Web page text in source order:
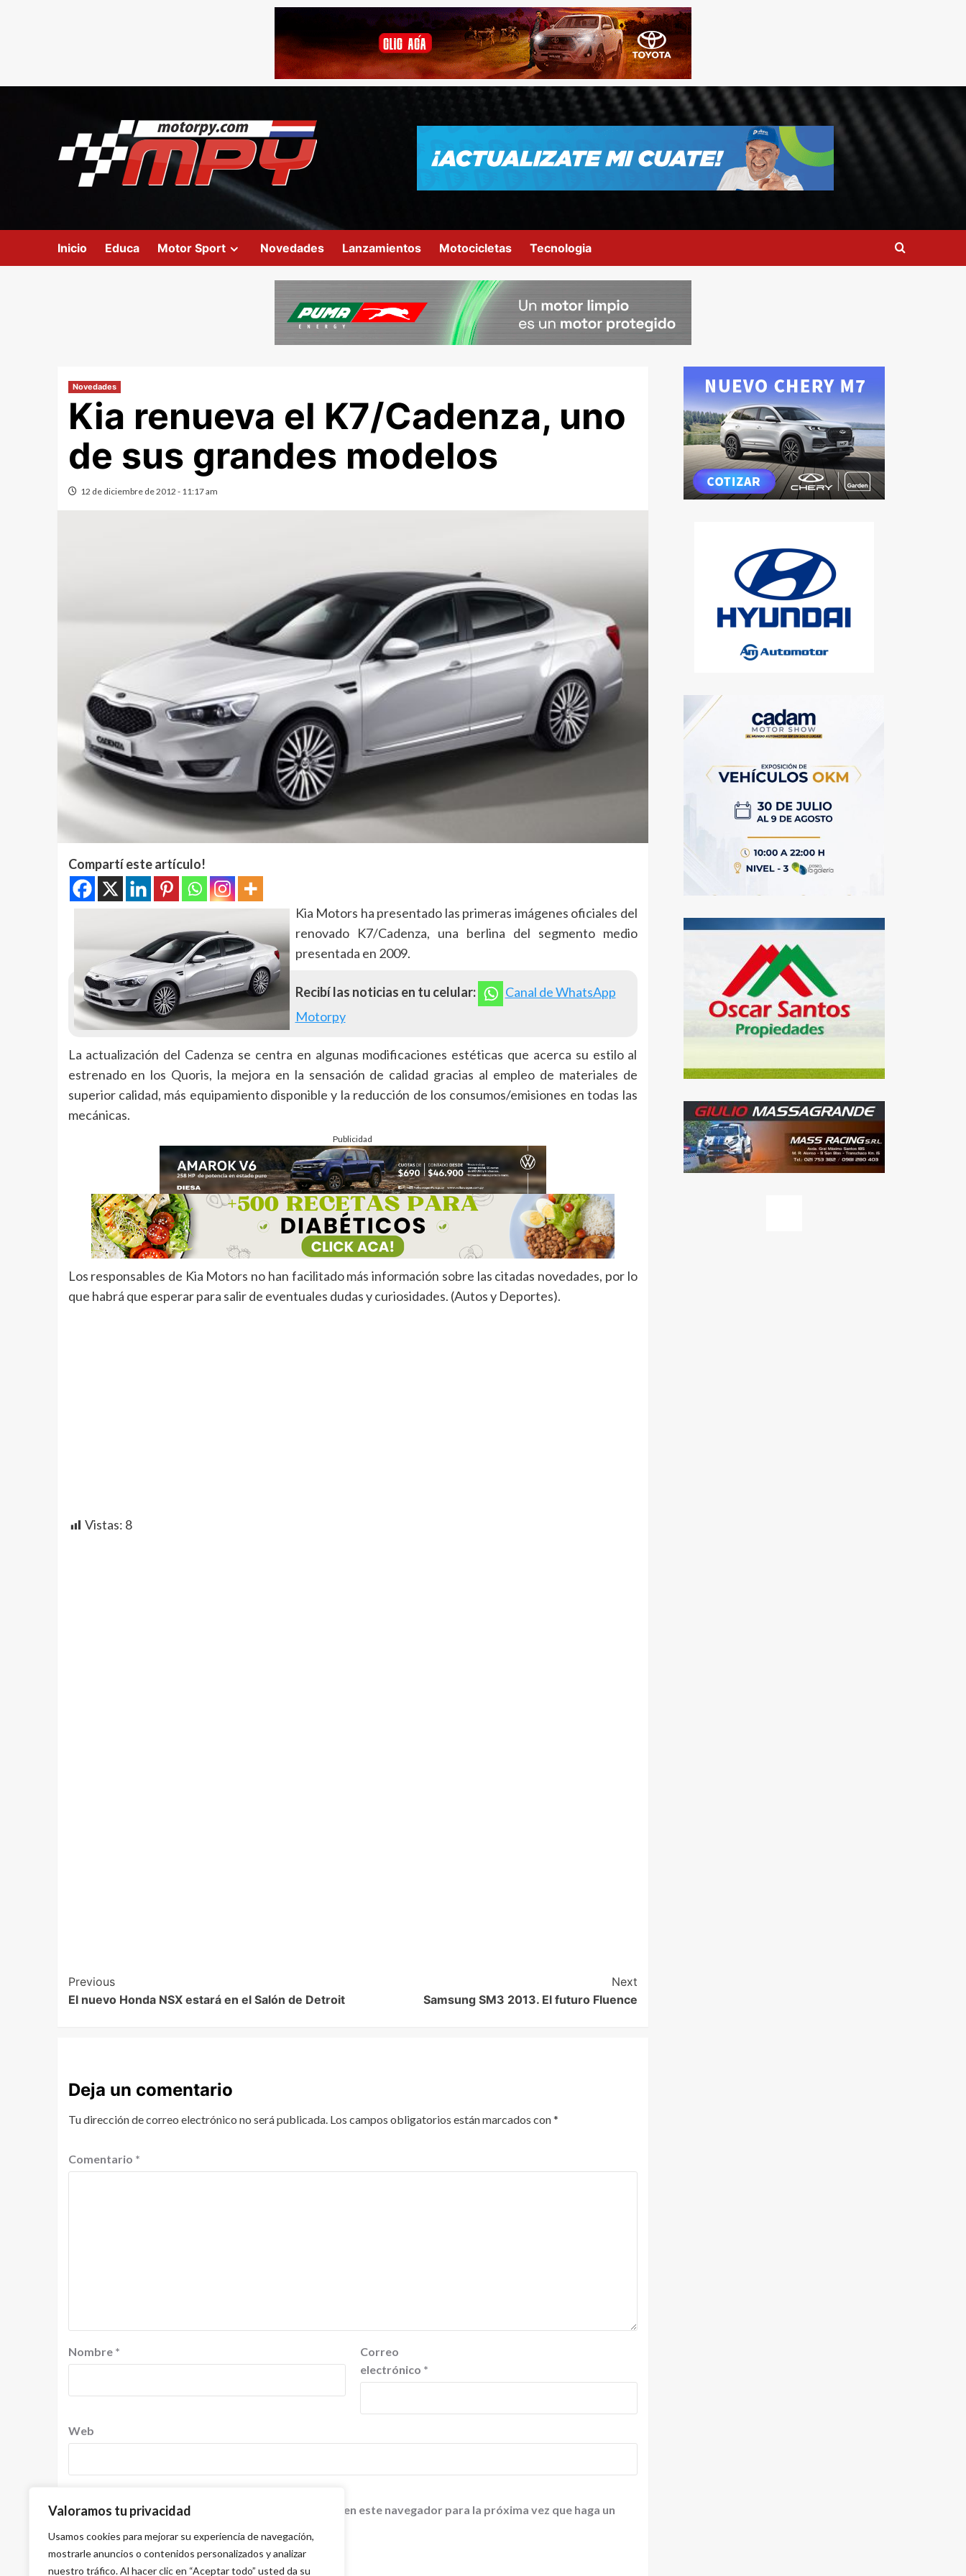
Valoramos tu privacidad
Usamos cookies para mejorar su experiencia de navegación,
mostrarle anuncios o contenidos personalizados y analizar
nuestro tráfico. Al hacer clic en “Aceptar todo” usted da su
Inicio Educa Motor Sport Novedades Lanzamientos Motocicletas Tecnologia
Novedades
Kia renueva el K7/Cadenza, uno
de sus grandes modelos
12 de diciembre de 2012 - 11:17 am
Compartí este artículo!
Kia Motors ha presentado las primeras imágenes oficiales del
renovado K7/Cadenza, una berlina del segmento medio
presentada en 2009.
Recibí las noticias en tu celular:
Canal de WhatsApp
Motorpy
La actualización del Cadenza se centra en algunas modificaciones estéticas que acerca su estilo al
estrenado en los Quoris, la mejora en la sensación de calidad gracias al empleo de materiales de
superior calidad, más equipamiento disponible y la reducción de los consumos/emisiones en todas las
mecánicas.
Publicidad
Los responsables de Kia Motors no han facilitado más información sobre las citadas novedades, por lo
que habrá que esperar para salir de eventuales dudas y curiosidades. (Autos y Deportes).
Vistas: 8
Previous
El nuevo Honda NSX estará en el Salón de Detroit
Next
Samsung SM3 2013. El futuro Fluence
Deja un comentario
Tu dirección de correo electrónico no será publicada. Los campos obligatorios están marcados con*
Comentario *
Nombre *
Correo
electrónico *
Web
Guardar mi nombre, correo electrónico y sitio web en este navegador para la próxima vez que haga un